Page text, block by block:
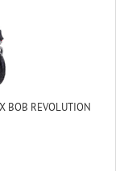
BOB REVOLUTION